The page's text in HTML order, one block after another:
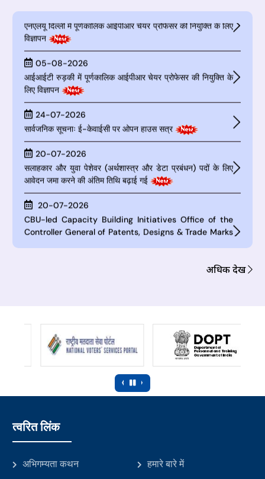
06-08-2026
Advertisement for Appointment of Full Time IPR
Chair Professor at NLU Delhi
05-08-2026
Advertisement for Appointment of Full Time IPR
Chair Professor at IIT Roorkee
24-07-2026
सार्वजनिक सूचनाः ई-केवाईसी पर ओपन हाउस सत्र
20-07-2026
सलाहकार और युवा पेशेवर (अर्थशास्त्र और डेटा प्रबंधन) पदों के लिए
आवेदन जमा करने की अंतिम तिथि बढ़ाई गई
20-07-2026
सी. बी. यू. के नेतृत्व में क्षमता निर्माण पहल पेटेंट, डिजाइन और व्यापार चिह्न
महानियंत्रक का कार्यालय (सी. जी. पी. डी. टी. एम.) वार्षिक क्षमता निर्माण
05-08-2026
आईआईटी रुड़की में पूर्णकालिक आईपीआर चेयर प्रोफेसर की नियुक्ति के
20-07-2026
सलाहकार और युवा पेशेवर (अर्थशास्त्र और डेटा प्रबंधन) पदों के लिए
अधिक देखें
‹ ›
त्वरित लिंक
अभिगम्यता कथन
हमारे बारे में